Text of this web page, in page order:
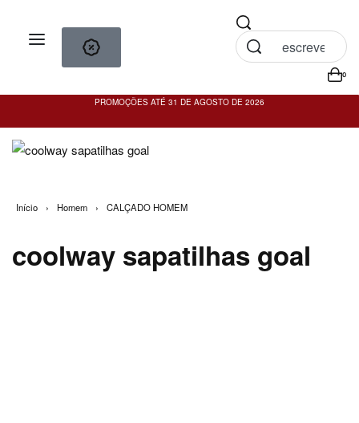
0
PROMOÇÕES ATÉ 31 DE AGOSTO DE 2026
Início › Homem › CALÇADO HOMEM
coolway sapatilhas goal